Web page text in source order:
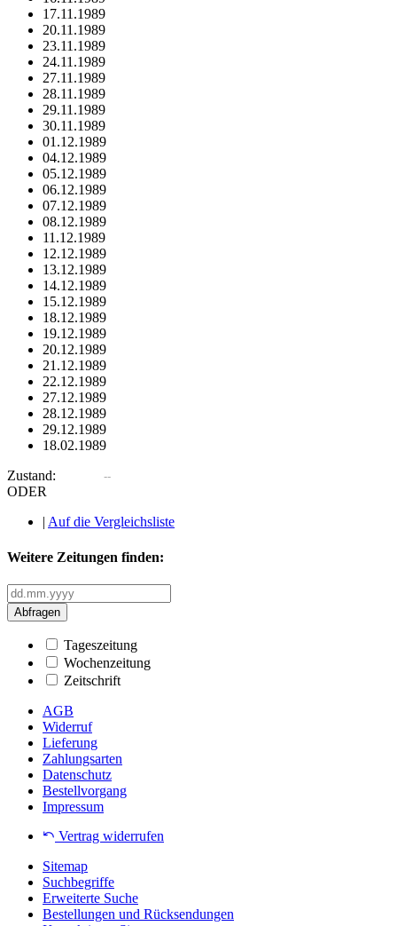
17.11.1989
20.11.1989
23.11.1989
24.11.1989
27.11.1989
28.11.1989
29.11.1989
30.11.1989
01.12.1989
04.12.1989
05.12.1989
06.12.1989
07.12.1989
08.12.1989
11.12.1989
12.12.1989
13.12.1989
14.12.1989
15.12.1989
18.12.1989
19.12.1989
20.12.1989
21.12.1989
22.12.1989
27.12.1989
28.12.1989
29.12.1989
18.02.1989
Zustand:
ODER
| Auf die Vergleichsliste
Weitere Zeitungen finden:
Abfragen
Tageszeitung
Wochenzeitung
Zeitschrift
AGB
Widerruf
Lieferung
Zahlungsarten
Datenschutz
Bestellvorgang
Impressum
Vertrag widerrufen
Sitemap
Suchbegriffe
Erweiterte Suche
Bestellungen und Rücksendungen